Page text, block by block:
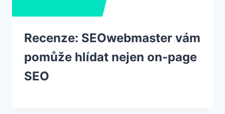
Recenze: SEOwebmaster vám
pomůže hlídat nejen on-page
SEO